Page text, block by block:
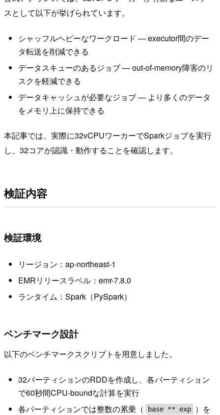
スとして以下が挙げられています。
シャッフルヘビーなワークロード — executor間のデー
タ転送を削減できる
データスキューのあるジョブ — out-of-memory障害のリ
スクを軽減できる
データキャッシュが必要なジョブ — より多くのデータ
をメモリ上に保持できる
本記事では、実際に32vCPUワーカーでSparkジョブを実行
し、32コアが認識・動作することを確認します。
検証内容
検証環境
リージョン：ap-northeast-1
EMRリリースラベル：emr-7.8.0
ランタイム：Spark（PySpark）
ベンチマーク設計
以下のベンチマークスクリプトを用意しました。
32パーティションのRDDを作成し、各パーティション
で60秒間CPU-boundな計算を実行
各パーティションでは整数の累乗（
base ** exp
）を